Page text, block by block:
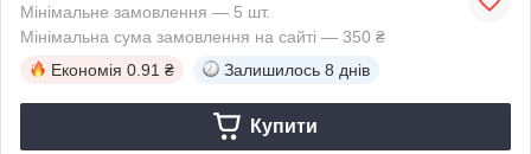
Мінімальне замовлення — 5 шт.
Мінімальна сума замовлення на сайті — 350 ₴
Економія 0.91 ₴ Залишилось 8 днів
Купити